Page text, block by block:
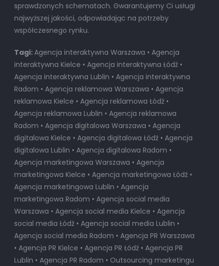
sprawdzonych schematach. Gwarantujemy Ci usługi
najwyższej jakości, odpowiadając na potrzeby
współczesnego rynku.
Tagi:Agencja interaktywna Warszawa • Agencja
interaktywna Kielce • Agencja interaktywna Łódź •
Agencja interaktywna Lublin • Agencja interaktywna
Radom • Agencja reklamowa Warszawa • Agencja
reklamowa Kielce • Agencja reklamowa Łódź •
Agencja reklamowa Lublin • Agencja reklamowa
Radom • Agencja digitalowa Warszawa • Agencja
digitalowa Kielce • Agencja digitalowa Łódź • Agencja
digitalowa Lublin • Agencja digitalowa Radom •
Agencja marketingowa Warszawa • Agencja
marketingowa Kielce • Agencja marketingowa Łódź •
Agencja marketingowa Lublin • Agencja
marketingowa Radom • Agencja social media
Warszawa • Agencja social media Kielce • Agencja
social media Łódź • Agencja social media Lublin •
Agencja social media Radom • Agencja PR Warszawa
• Agencja PR Kielce • Agencja PR Łódź • Agencja PR
Lublin • Agencja PR Radom • Outsourcing marketingu